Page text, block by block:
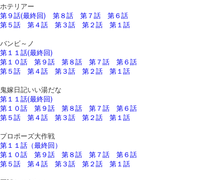
ホテリアー
第９話(最終回)
第８話 第７話
第６話
第５話
第４話 第３話 第２話
第１話
バンビ～ノ
第１１話(最終回)
第１０話
第９話 第８話 第７話
第６話
第５話
第４話 第３話 第２話
第１話
鬼嫁日記いい湯だな
第１１話(最終回)
第１０話
第９話 第８話 第７話
第６話
第５話
第４話 第３話 第２話
第１話
プロポーズ大作戦
第１１話（最終回）
第１０話
第９話 第８話 第７話
第６話
第５話
第４話 第３話 第２話
第１話